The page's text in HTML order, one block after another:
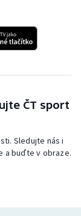
ČT sport
Sledujte nás i
a buďte v obraze.